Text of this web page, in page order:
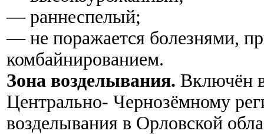
— раннеспелый;
— не поражается болезнями,
комбайнированием.
Зона возделывания. Включён
Центрально- Чернозёмному
возделывания в Орловской